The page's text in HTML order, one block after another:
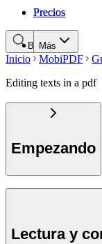
Precios
Más
Precios
Buscar
Inicio MobiPDF
Editing texts in a pdf
Empezando
Lectura y